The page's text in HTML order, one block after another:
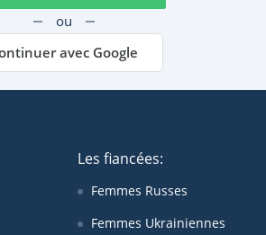
ou
avec Google
Les fiancées:
Femmes Russes
Femmes Ukrainiennes